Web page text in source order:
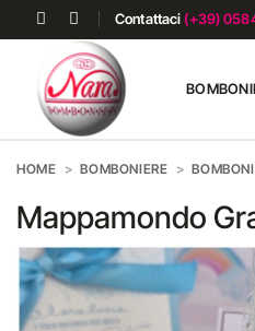
Contattaci (+39)
HOME BOMBONIERE
Mappamondo